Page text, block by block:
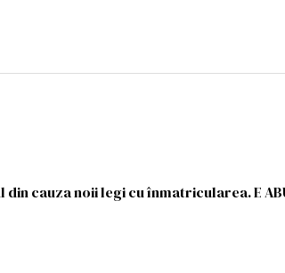
din cauza noii legi cu înmatricularea. E